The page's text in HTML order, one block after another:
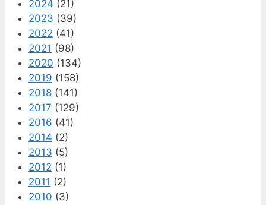
2024 (21)
2023 (39)
2022 (41)
2021 (98)
2020 (134)
2019 (158)
2018 (141)
2017 (129)
2016 (41)
2014 (2)
2013 (5)
2012 (1)
2011 (2)
2010 (3)